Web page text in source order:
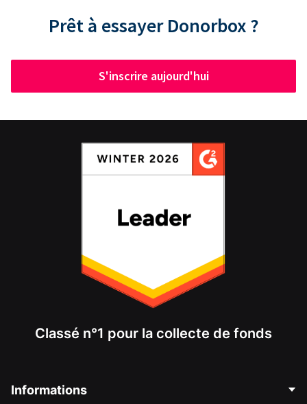
Prêt à essayer Donorbox ?
S'inscrire aujourd'hui
Classé n°1 pour la collecte de fonds
Informations